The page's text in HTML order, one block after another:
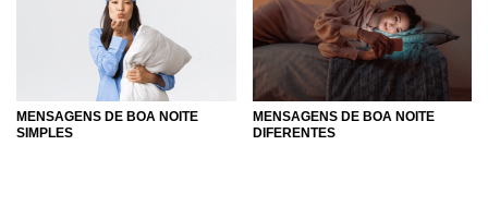
MENSAGENS DE BOA NOITE
SIMPLES
MENSAGENS DE BOA NOITE
DIFERENTES